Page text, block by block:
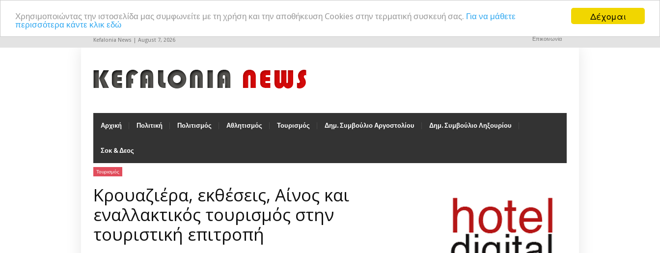
Δέχομαι
Χρησιμοποιώντας την ιστοσελίδα μας συμφωνείτε με τη χρήση και την αποθήκευση Cookies στην τερματική συσκευή σας. Για να μάθετε
περισσότερα κάντε κλικ εδώ
Kefalonia News | August 7, 2026 Επικοινωνία
Αρχική Πολιτική Πολιτισμός Αθλητισμός Τουρισμός Δημ. Συμβούλιο Αργοστολίου Δημ. Συμβούλιο Ληξουρίου
Σοκ & Δεος
Τουρισμός
Κρουαζιέρα, εκθέσεις, Αίνος και
εναλλακτικός τουρισμός στην
τουριστική επιτροπή